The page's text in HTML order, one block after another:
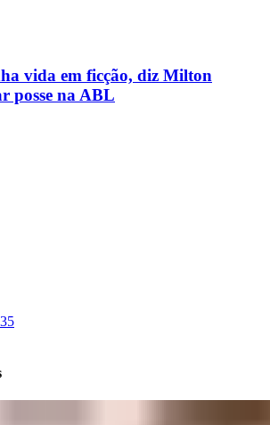
vida em ficção, diz Milton
posse na ABL